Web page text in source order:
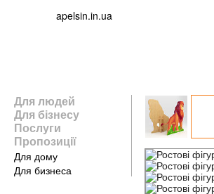
apelsin.in.ua
Для людей
Для бізнесу
Послуги
Пропозиції
Для дому
Для бизнеса